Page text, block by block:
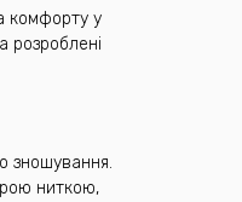
комфорту у
розроблені
зношування.
ниткою,